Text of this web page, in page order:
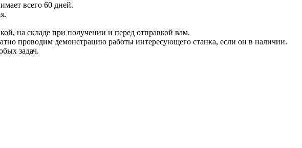
всего 60 дней.
на складе при получении и перед отправкой вам.
проводим демонстрацию работы интересующего станка, если он в наличии.
задач.